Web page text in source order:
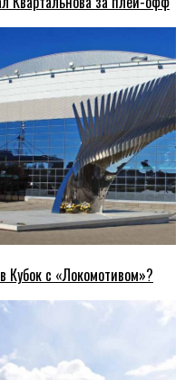
Кубок с «Локомотивом»?